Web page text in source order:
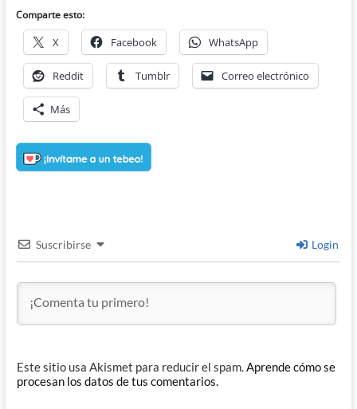
Comparte esto:
X Facebook WhatsApp
Reddit Tumblr Correo electrónico
Más
Suscribirse Login
Este sitio usa Akismet para reducir el spam.Aprende cómo se
procesan los datos de tus comentarios.